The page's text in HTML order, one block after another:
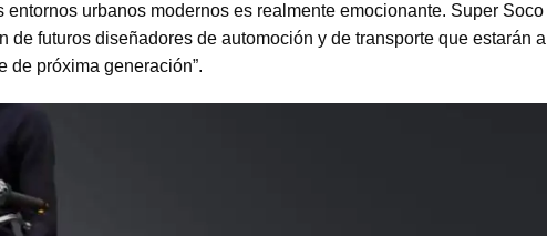
urbanos modernos es realmente emocionante. Super Soco
futuros diseñadores de automoción y de transporte que estarán a
de próxima generación”.